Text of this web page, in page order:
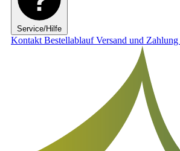
Service/Hilfe
Kontakt BestellablaufVersand und Zahlung